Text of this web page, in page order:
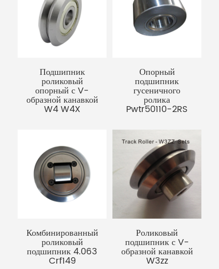
Подшипник
роликовый
опорный с V-
образной канавкой
W4 W4X
Опорный
подшипник
гусеничного
ролика
Pwtr50110-2RS
Комбинированный
роликовый
подшипник 4.063
Crf149
Роликовый
подшипник с V-
образной канавкой
W3zz